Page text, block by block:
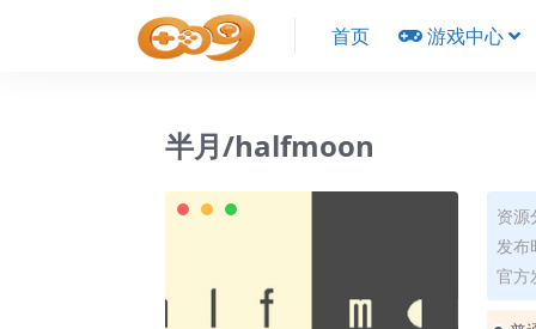
首页 游戏中心
半月/halfmoon
资
发布
官方